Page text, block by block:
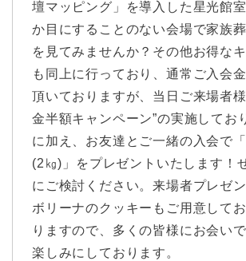
壇マッピング」を導入した星光館
か目にすることのない会場で家族
を見てみませんか？その他お得な
も同上に行っており、通常ご入会
頂いておりますが、当日ご来場者
金半額キャンペーン”の実施してお
に加え、お友達とご一緒の入会で
(2㎏)」をプレゼントいたします！
にご検討ください。来場者プレゼ
ボリーナのクッキーもご用意して
りますので、多くの皆様にお会い
楽しみにしております。